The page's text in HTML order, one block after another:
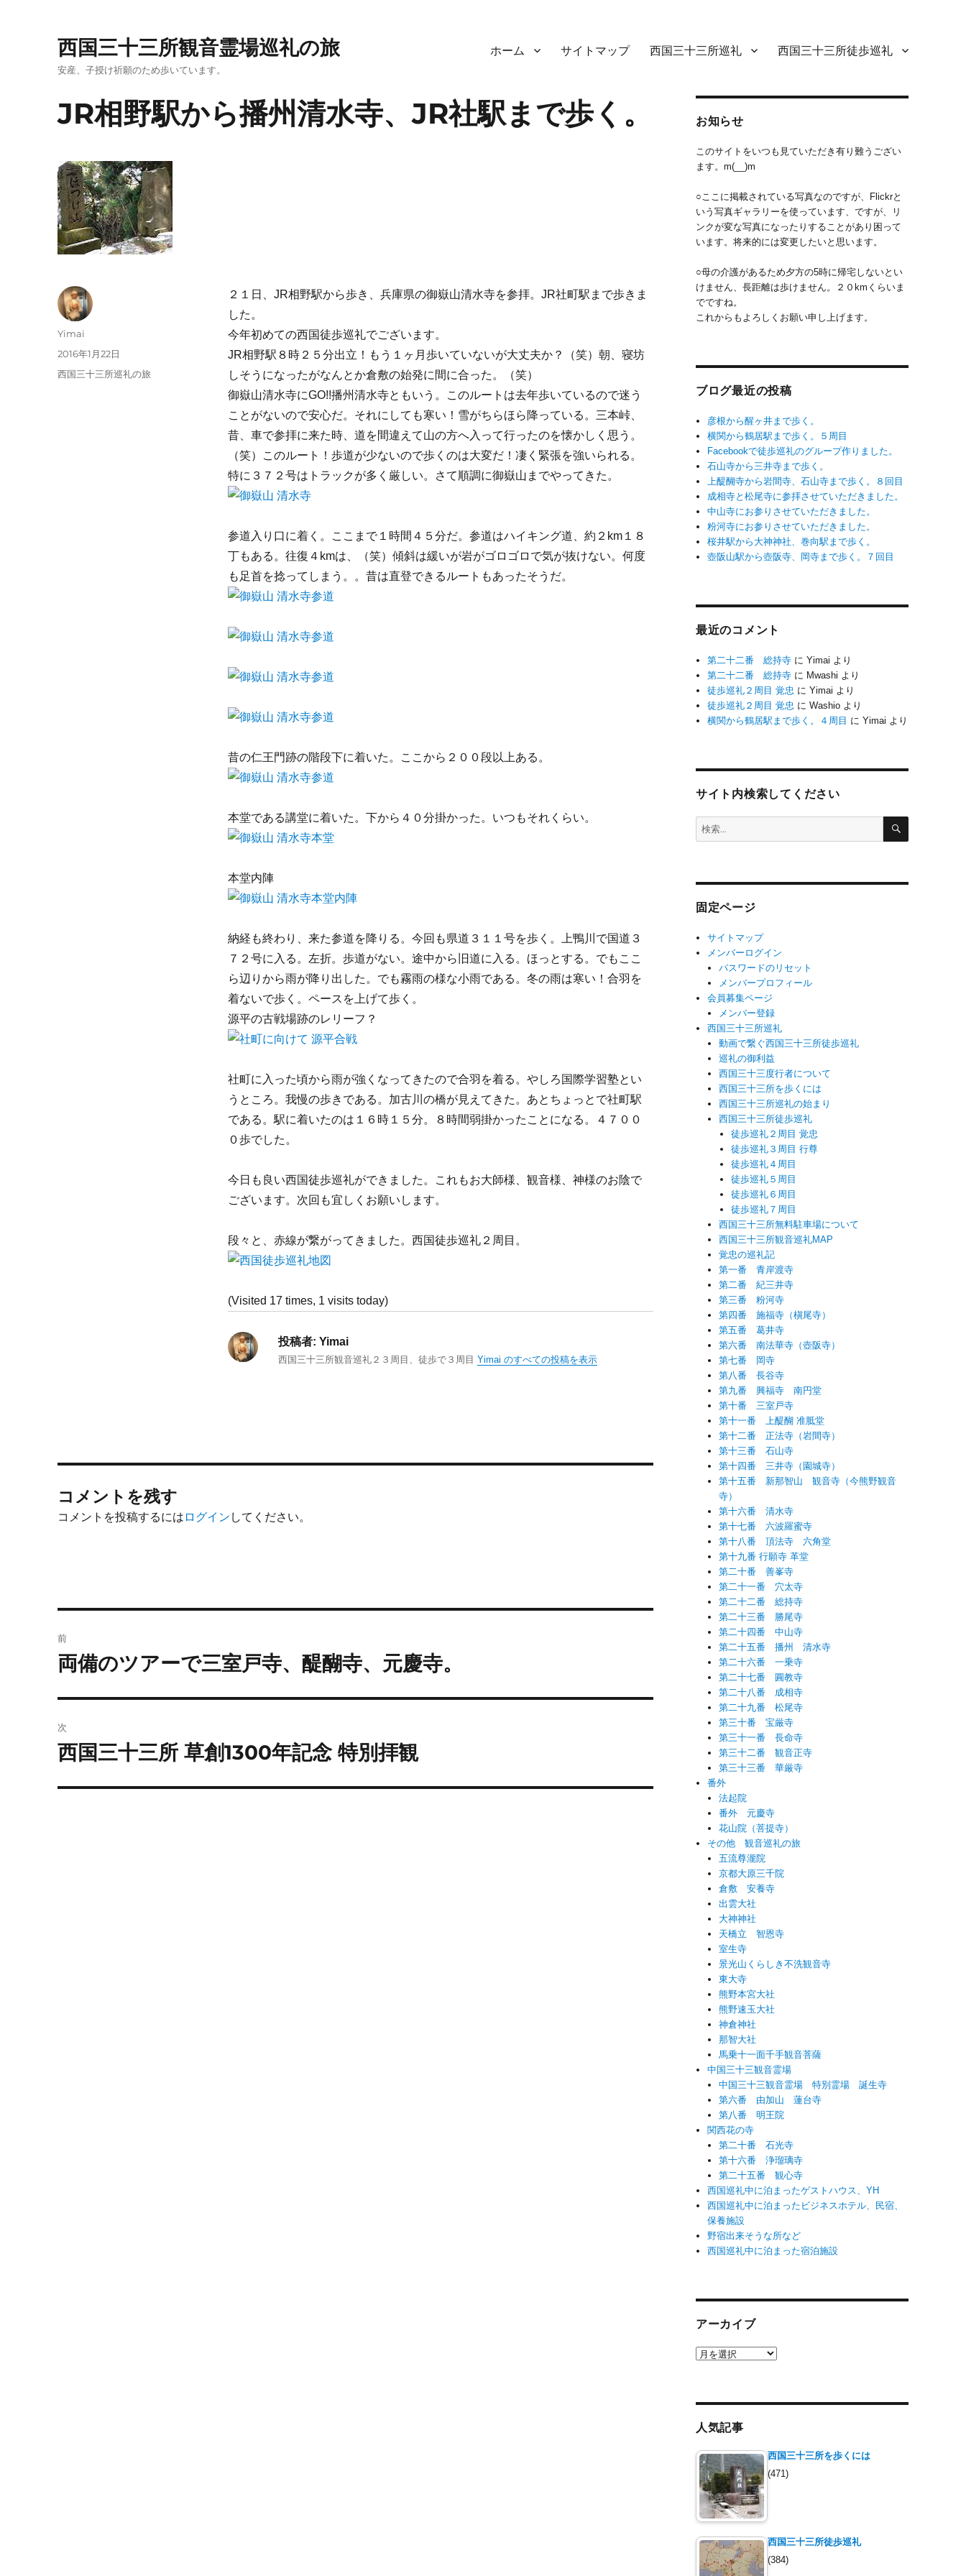
西国三十三所観音霊場巡礼の旅
安産、子授け祈願のため歩いています。
ホーム サイトマップ 西国三十三所巡礼 西国三十三所徒歩巡礼
JR相野駅から播州清水寺、JR社駅まで歩く。
２１日、JR相野駅から歩き、兵庫県の御嶽山清水寺を参拝。JR社町駅まで歩きま
した。
今年初めての西国徒歩巡礼でございます。
JR相野駅８時２５分出立！もう１ヶ月歩いていないが大丈夫か？（笑）朝、寝坊
しそうになったがなんとか倉敷の始発に間に合った。（笑）
御嶽山清水寺にGO!!播州清水寺ともいう。このルートは去年歩いているので迷う
ことがないので安心だ。それにしても寒い！雪がちらほら降っている。三本峠、
昔、車で参拝に来た時、道を間違えて山の方へ入って行ったのを懐かしく思う。
（笑）このルート！歩道が少ないので歩くのは大変だ！凄く緊張を強いられる。
特に３７２号はトラックが多く厳しい。さて順調に御嶽山までやってきた。
参道入り口に着く。ここまで１時間４５分だ。参道はハイキング道、約２km１８
丁もある。往復４kmは、（笑）傾斜は緩いが岩がゴロゴロで気が抜けない。何度
も足首を捻ってしまう。。昔は直登できるルートもあったそうだ。
昔の仁王門跡の階段下に着いた。ここから２００段以上ある。
本堂である講堂に着いた。下から４０分掛かった。いつもそれくらい。
本堂内陣
納経も終わり、来た参道を降りる。今回も県道３１１号を歩く。上鴨川で国道３
７２号に入る。左折。歩道がない。途中から旧道に入る。ほっとする。でもここ
ら辺りから雨が降り出した。でも霧雨の様な小雨である。冬の雨は寒い！合羽を
着ないで歩く。ペースを上げて歩く。
源平の古戦場跡のレリーフ？
社町に入った頃から雨が強くなってきたので合羽を着る。やしろ国際学習塾とい
うところ。我慢の歩きである。加古川の橋が見えてきた。あとちょっとで社町駅
である。駅に着いたのは１６時１５分。８時間弱掛かったことになる。４７００
０歩でした。
今日も良い西国徒歩巡礼ができました。これもお大師様、観音様、神様のお陰で
ございます。次回も宜しくお願いします。
段々と、赤線が繋がってきました。西国徒歩巡礼２周目。
(Visited 17 times, 1 visits today)
投稿者: Yimai
西国三十三所観音巡礼２３周目、徒歩で３周目 Yimai のすべての投稿を表示
投
Yimai
投
稿
2016年1月22日
カ
西国三十三所巡礼の旅
コメントを残す
コメントを投稿するには ログイン してください。
稿
ゲ
前
前
投
稿:
両備のツアーで三室戸寺、醍醐寺、元慶寺。
次
次
投
西国三十三所 草創1300年記念 特別拝観
お知らせ
このサイトをいつも見ていただき有り難うござい
ます。m(__)m
○ここに掲載されている写真なのですが、Flickrと
いう写真ギャラリーを使っています、ですが、リ
ンクが変な写真になったりすることがあり困って
います。将来的には変更したいと思います。
○母の介護があるため夕方の5時に帰宅しないとい
けません、長距離は歩けません。２０kmくらいま
でですね。
これからもよろしくお願い申し上げます。
ブログ最近の投稿
彦根から醒ヶ井まで歩く。
横関から鶴居駅まで歩く。５周目
Facebookで徒歩巡礼のグループ作りました。
石山寺から三井寺まで歩く。
上醍醐寺から岩間寺、石山寺まで歩く。８回目
成相寺と松尾寺に参拝させていただきました。
中山寺にお参りさせていただきました。
粉河寺にお参りさせていただきました。
桜井駅から大神神社、巻向駅まで歩く。
壺阪山駅から壺阪寺、岡寺まで歩く。７回目
最近のコメント
第二十二番 総持寺 にYimai より
第二十二番 総持寺 に Mwashi より
徒歩巡礼２周目 覚忠 にYimai より
徒歩巡礼２周目 覚忠 にWashio より
横関から鶴居駅まで歩く。４周目 にYimai より
サイト内検索してください
検
索:
検
固定ページ
サイトマップ
メンバーログイン
パスワードのリセット
メンバープロフィール
会員募集ページ
メンバー登録
西国三十三所巡礼
動画で繋ぐ西国三十三所徒歩巡礼
巡礼の御利益
西国三十三度行者について
西国三十三所を歩くには
西国三十三所巡礼の始まり
西国三十三所徒歩巡礼
徒歩巡礼２周目 覚忠
徒歩巡礼３周目 行尊
徒歩巡礼４周目
徒歩巡礼５周目
徒歩巡礼６周目
徒歩巡礼７周目
西国三十三所無料駐車場について
西国三十三所観音巡礼MAP
覚忠の巡礼記
第一番 青岸渡寺
第二番 紀三井寺
第三番 粉河寺
第四番 施福寺（槇尾寺）
第五番 葛井寺
第六番 南法華寺（壺阪寺）
第七番 岡寺
第八番 長谷寺
第九番 興福寺 南円堂
第十番 三室戸寺
第十一番 上醍醐 准胝堂
第十二番 正法寺（岩間寺）
第十三番 石山寺
第十四番 三井寺（園城寺）
第十五番 新那智山 観音寺（今熊野観音
寺）
第十六番 清水寺
第十七番 六波羅蜜寺
第十八番 頂法寺 六角堂
第十九番 行願寺 革堂
第二十番 善峯寺
第二十一番 穴太寺
第二十二番 総持寺
第二十三番 勝尾寺
第二十四番 中山寺
第二十五番 播州 清水寺
第二十六番 一乗寺
第二十七番 圓教寺
第二十八番 成相寺
第二十九番 松尾寺
第三十番 宝厳寺
第三十一番 長命寺
第三十二番 観音正寺
第三十三番 華厳寺
番外
法起院
番外 元慶寺
花山院（菩提寺）
その他 観音巡礼の旅
五流尊瀧院
京都大原三千院
倉敷 安養寺
出雲大社
大神神社
天橋立 智恩寺
室生寺
景光山くらしき不洗観音寺
東大寺
熊野本宮大社
熊野速玉大社
神倉神社
那智大社
馬乗十一面千手観音菩薩
中国三十三観音霊場
中国三十三観音霊場 特別霊場 誕生寺
第六番 由加山 蓮台寺
第八番 明王院
関西花の寺
第二十番 石光寺
第十六番 浄瑠璃寺
第二十五番 観心寺
西国巡礼中に泊まったゲストハウス、YH
西国巡礼中に泊まったビジネスホテル、民宿、
保養施設
野宿出来そうな所など
西国巡礼中に泊まった宿泊施設
アーカイブ
ア
人気記事
西国三十三所を歩くには
(471)
西国三十三所徒歩巡礼
(384)